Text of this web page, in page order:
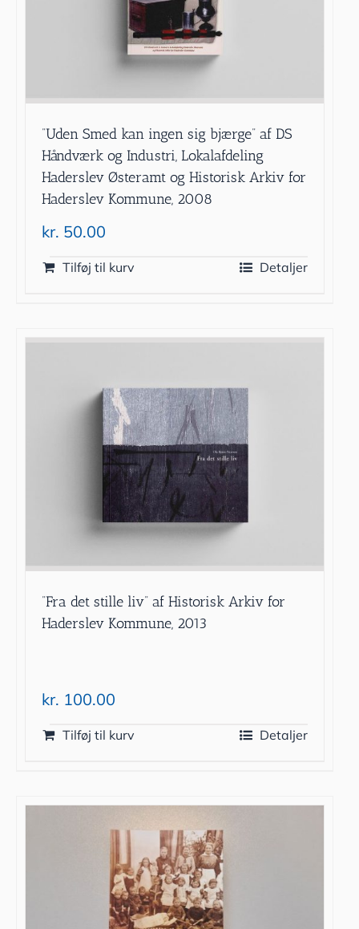
”Uden Smed kan ingen sig bjærge” af DS
Håndværk og Industri, Lokalafdeling
Haderslev Østeramt og Historisk Arkiv for
Haderslev Kommune, 2008
kr. 50.00
Tilføj til kurv Detaljer
”Fra det stille liv” af Historisk Arkiv for
Haderslev Kommune, 2013
kr. 100.00
Tilføj til kurv Detaljer